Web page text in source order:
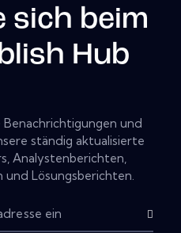
sich beim
Hub
und
ständig aktualisierte
Analystenberichten,
und Lösungsberichten.
Subscribe